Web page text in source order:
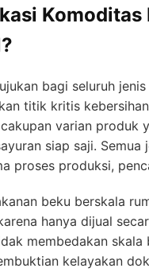
bagi seluruh
titik kritis
varian produk
siap saji.
proses produksi,
beku berskala
hanya dijual
membedakan
kelayakan